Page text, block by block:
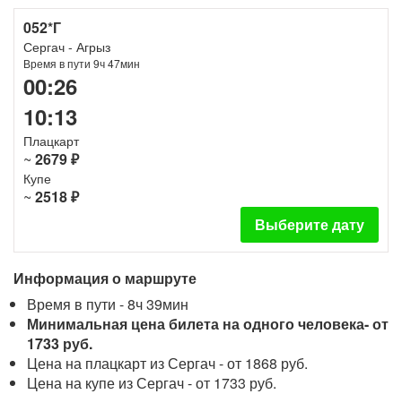
052*Г
Сергач - Агрыз
Время в пути 9ч 47мин
00:26
10:13
Плацкарт
~ 2679 ₽
Купе
~ 2518 ₽
Выберите дату
Информация о маршруте
Время в пути - 8ч 39мин
Минимальная цена билета на одного человека- от
1733 руб.
Цена на плацкарт из Сергач - от 1868 руб.
Цена на купе из Сергач - от 1733 руб.